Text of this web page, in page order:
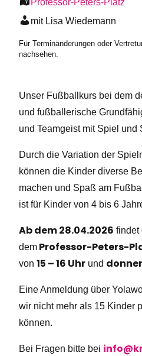
Unser Fußballkurs bei dem
und fußballerische
und Teamgeist mit Spiel und
Durch die Variation der
können die Kinder diverse
machen und Spaß am
ist für Kinder von 4 bis 6
Ab dem 28.04.2026 findet
dem Professor-Peters-
von 15 – 16 Uhr und
Eine Anmeldung über
wir nicht mehr als 15 Kinder
können.
Bei Fragen bitte bei
Professor-Peters-Platz
mit Lisa Wiedemann
Für Terminänderungen oder
nachsehen.